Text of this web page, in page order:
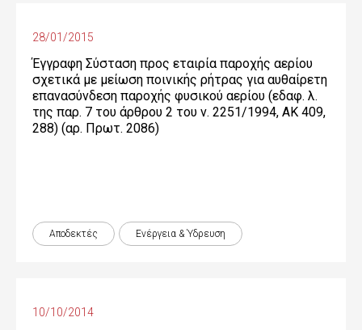
28/01/2015
Έγγραφη Σύσταση προς εταιρία παροχής αερίου
σχετικά με μείωση ποινικής ρήτρας για αυθαίρετη
επανασύνδεση παροχής φυσικού αερίου (εδαφ. λ.
της παρ. 7 του άρθρου 2 του ν. 2251/1994, ΑΚ 409,
288) (αρ. Πρωτ. 2086)
Αποδεκτές Ενέργεια & Ύδρευση
10/10/2014